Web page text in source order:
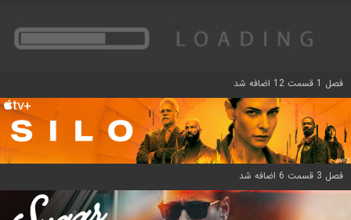
فصل 1 قسمت 12 اضافه شد
فصل 3 قسمت 6 اضافه شد